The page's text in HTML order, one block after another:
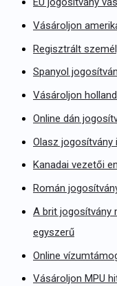
Vásároljon
Regisztrált
Spanyol
Vásároljon
Online dán
Olasz jogosítvány
Kanadai vezetői
Román
A brit jogosítvány
egyszerű
Online
Vásároljon MPU